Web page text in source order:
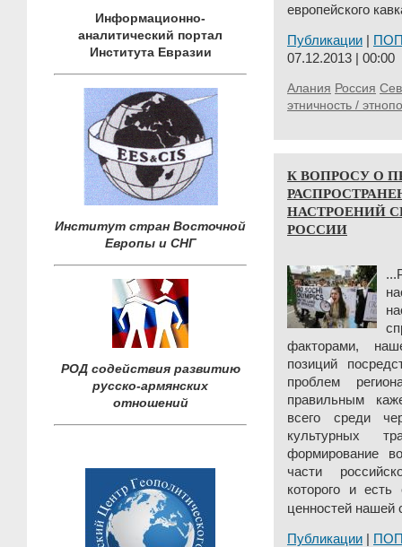
Информационно-
аналитический портал
Института Евразии
Институт стран Восточной
Европы и СНГ
РОД содействия развитию
русско-армянских
отношений
европейского
Публикации
07.12.2013 | 00:00
Алания Россия
этничность /
К ВОПРОСУ О
НАСТРОЕНИЙ
РОССИИ
факторами,
позиций
проблем
правильным
всего среди
культурных
формирование
части
которого и
ценностей нашей
Публикации